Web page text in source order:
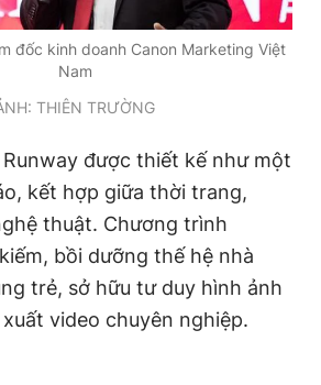
thuộc về Báo Thanh Niên. Cấm sao
nếu không có sự chấp thuận bằng văn
Technologies, JSC.
đốc kinh doanh Canon Marketing Việt
Nam
THIÊN TRƯỜNG
được thiết kế như một
kết hợp giữa thời trang,
thuật. Chương trình
bồi dưỡng thế hệ nhà
trẻ, sở hữu tư duy hình ảnh
video chuyên nghiệp.